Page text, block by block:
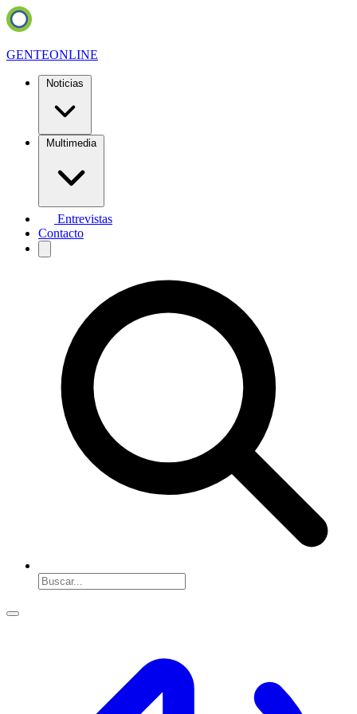
GENTEONLINE
Noticias
Multimedia
Entrevistas
Contacto